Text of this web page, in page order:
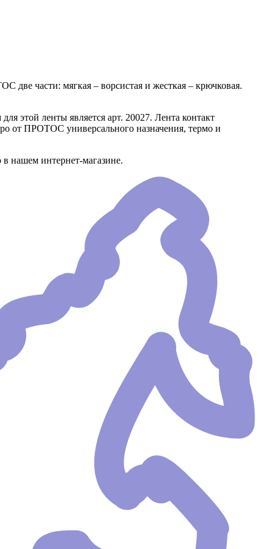
две части: мягкая – ворсистая и жесткая – крючковая.
этой ленты является арт. 20027. Лента контакт
от ПРОТОС универсального назначения, термо и
нашем интернет-магазине.